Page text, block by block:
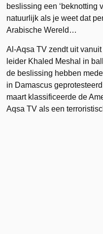
beslissing een ‘beknotting
natuurlijk als je weet dat
Arabische Wereld…
Al-Aqsa TV zendt uit
leider Khaled Meshal in
de beslissing hebben
in Damascus
maart klassificeerde de
Aqsa TV als een